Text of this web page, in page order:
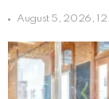
August 5, 2026,